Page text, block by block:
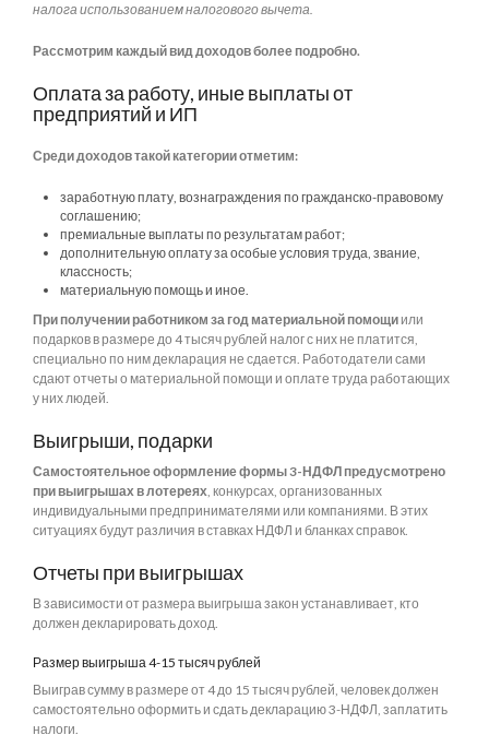
налога использованием налогового вычета.
Рассмотрим каждый вид доходов более подробно.
Оплата за работу, иные выплаты от
предприятий и ИП
Среди доходов такой категории отметим:
заработную плату, вознаграждения по гражданско-правовому
соглашению;
премиальные выплаты по результатам работ;
дополнительную оплату за особые условия труда, звание,
классность;
материальную помощь и иное.
При получении работником за год материальной помощи или
подарков в размере до 4 тысяч рублей налог с них не платится,
специально по ним декларация не сдается. Работодатели сами
сдают отчеты о материальной помощи и оплате труда работающих
у них людей.
Выигрыши, подарки
Самостоятельное оформление формы 3-НДФЛ предусмотрено
при выигрышах в лотереях, конкурсах, организованных
индивидуальными предпринимателями или компаниями. В этих
ситуациях будут различия в ставках НДФЛ и бланках справок.
Отчеты при выигрышах
В зависимости от размера выигрыша закон устанавливает, кто
должен декларировать доход.
Размер выигрыша 4-15 тысяч рублей
Выиграв сумму в размере от 4 до 15 тысяч рублей, человек должен
самостоятельно оформить и сдать декларацию 3-НДФЛ, заплатить
налоги.